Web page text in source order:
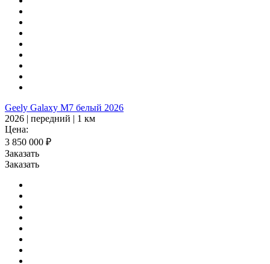
Geely Galaxy M7 белый 2026
2026 | передний | 1 км
Цена:
3 850 000 ₽
Заказать
Заказать